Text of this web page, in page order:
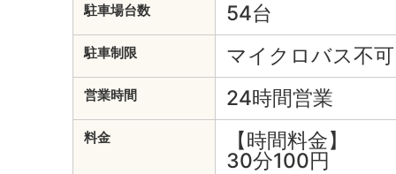
駐車場台数 54台
駐車制限 マイクロバス不
営業時間 24時間営業
料金
【時間料金】
30分100円